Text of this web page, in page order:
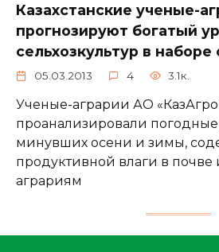
Казахстанские ученые-
прогнозируют богатый
сельхозкультур в наборе
05.03.2013 4 3.1к.
Ученые-аграрии АО
проанализировали погодные
минувших осени и зимы,
продуктивной влаги в почве
аграриям